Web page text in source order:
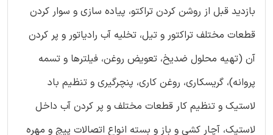
بازدید قبل از روشن کردن تراکتو، پیاده سازی و سوار کردن
قطعات مختلف تراکتور و تیل، تخلیه آب رادیاتور و پر کردن
آن (تهیه محلول ضدیخ، تعویض روغن، فیلترها و تسمه
پروانه)، گریسکاری، روغن کاری، پنچرگیری و تنظیم باد
لاستیک و تنظیم کار قطعات مختلف و پر کردن آب داخل
لاستیک، آچار کشی و باز و بسته انواع اتصالات پیچ و مهره